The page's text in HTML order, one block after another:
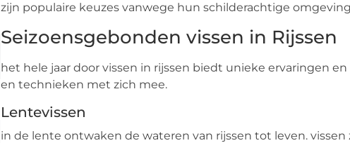
zijn populaire keuzes vanwege hun schilderachtige
Seizoensgebonden vissen in Rijssen
het hele jaar door vissen in rijssen biedt unieke ervaringen
en technieken met zich mee.
Lentevissen
in de lente ontwaken de wateren van rijssen tot leven.